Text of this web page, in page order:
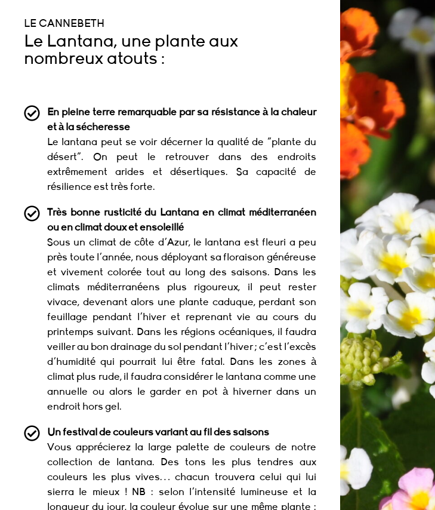
LE CANNEBETH
Le Lantana, une plante aux
nombreux atouts :
En pleine terre remarquable par sa résistance à la chaleur
et à la sécheresse
Le lantana peut se voir décerner la qualité de "plante du
désert". On peut le retrouver dans des endroits
extrêmement arides et désertiques. Sa capacité de
résilience est très forte.
Très bonne rusticité du Lantana en climat méditerranéen
ou en climat doux et ensoleillé
Sous un climat de côte d'Azur, le lantana est fleuri a peu
près toute l'année, nous déployant sa floraison généreuse
et vivement colorée tout au long des saisons. Dans les
climats méditerranéens plus rigoureux, il peut rester
vivace, devenant alors une plante caduque, perdant son
feuillage pendant l'hiver et reprenant vie au cours du
printemps suivant. Dans les régions océaniques, il faudra
veiller au bon drainage du sol pendant l'hiver ; c'est l'excès
d'humidité qui pourrait lui être fatal. Dans les zones à
climat plus rude, il faudra considérer le lantana comme une
annuelle ou alors le garder en pot à hiverner dans un
endroit hors gel.
Un festival de couleurs variant au fil des saisons
Vous apprécierez la large palette de couleurs de notre
collection de lantana. Des tons les plus tendres aux
couleurs les plus vives… chacun trouvera celui qui lui
sierra le mieux ! NB : selon l'intensité lumineuse et la
longueur du jour, la couleur évolue sur une même plante :